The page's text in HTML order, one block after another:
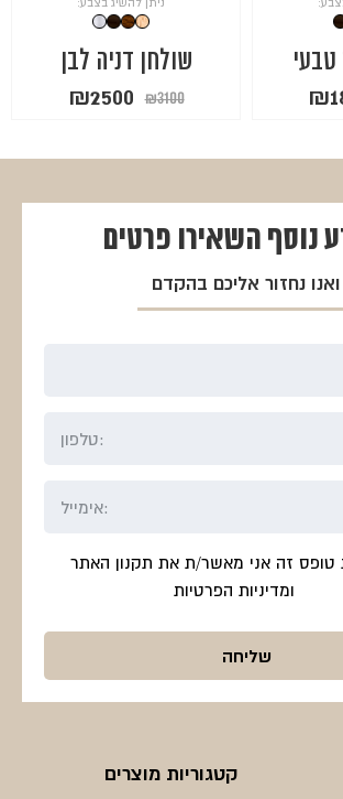
₪
שולחן דניה לבן
₪3100
המחיר₪2500
קטגוריות מוצרים
נוסף השאירו פרטים
ואנו נחזור אליכם בהקדם
טופס זה אני מאשר/ת את תקנון האתר
ומדיניות הפרטיות